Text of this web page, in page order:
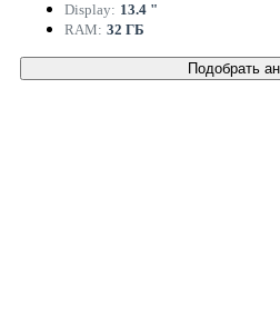
Display: 13.4 "
RAM: 32 ГБ
Подобрать